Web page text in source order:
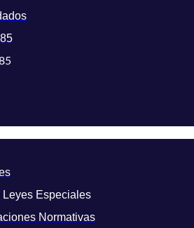
Leyes Especiales
Normativas